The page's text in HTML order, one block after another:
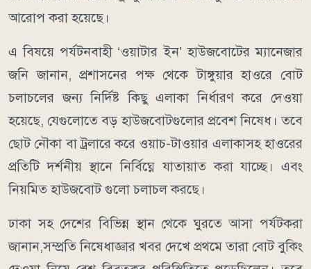
আরোপ করা হয়েছে।
​এ বিষয়ে পর্যটনবাহী ‘ওয়াটার ইন’ হাউজবোটের ম্যানেজার
জনি জানান, প্রশাসনের পক্ষ থেকে টাঙ্গুয়ার হাওরে বোট
চলাচলের জন্য নির্দিষ্ট কিছু এলাকা নির্ধারণ করে দেওয়া
হয়েছে, যেগুলোতে বড় হাউজবোটগুলোর প্রবেশ নিষেধ। তবে
ছোট নৌকা বা ট্রলারে করে ওয়াচ-টাওয়ার এলাকাসহ হাওরের
প্রতিটি দর্শনীয় স্থানে নির্বিঘ্নে যাতায়াত করা যাচ্ছে। এবং
নিয়মিত হাউজবোট গুলো চলাচল করছে।
​ঢাকা সহ দেশের বিভিন্ন স্থান থেকে ঘুরতে আসা পর্যটকরা
জানান,সম্প্রতি নিষেধাজ্ঞার খবর দেখে প্রথমে তারা বোট বুকিং